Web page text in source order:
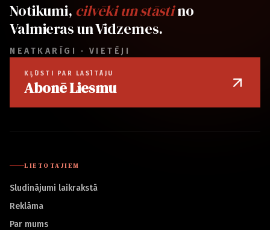
Notikumi, cilvēki un stāstino
Valmieras un Vidzemes.
NEATKARĪGI · VIETĒJI
KĻŪSTI PAR LASĪTĀJU
Abonē Liesmu
LIETOTĀJIEM
Sludinājumi laikrakstā
Reklāma
Par mums